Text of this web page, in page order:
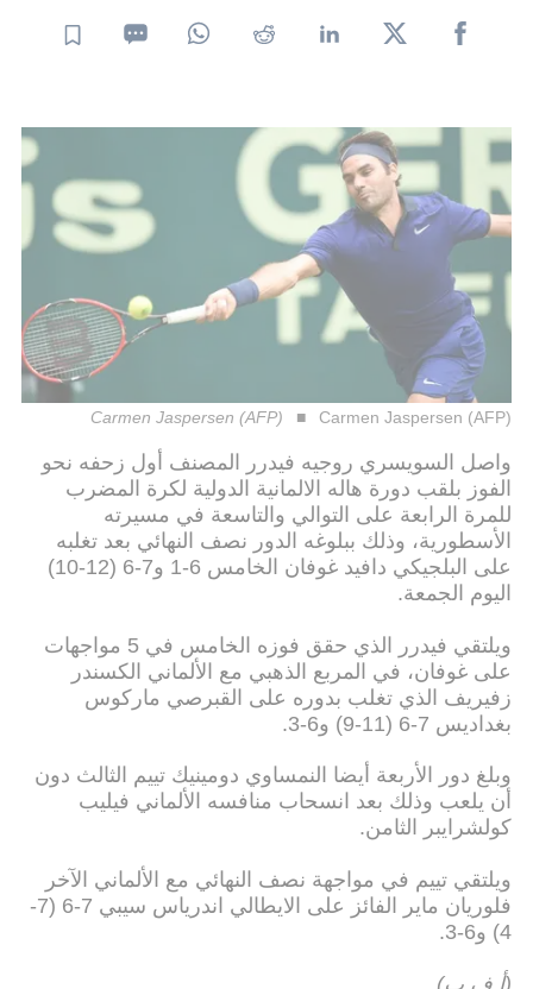
Carmen Jaspersen (AFP) Carmen Jaspersen (AFP)
واصل السويسري روجيه فيدرر المصنف أول زحفه نحو
الفوز بلقب دورة هاله الالمانية الدولية لكرة المضرب
للمرة الرابعة على التوالي والتاسعة في مسيرته
الأسطورية، وذلك ببلوغه الدور نصف النهائي بعد تغلبه
على البلجيكي دافيد غوفان الخامس 6-1 و7-6 (12-10)
اليوم الجمعة.
ويلتقي فيدرر الذي حقق فوزه الخامس في 5 مواجهات
على غوفان، في المربع الذهبي مع الألماني الكسندر
زفيريف الذي تغلب بدوره على القبرصي ماركوس
بغداديس 7-6 (11-9) و6-3.
وبلغ دور الأربعة أيضا النمساوي دومينيك تييم الثالث دون
أن يلعب وذلك بعد انسحاب منافسه الألماني فيليب
كولشرايبر الثامن.
ويلتقي تييم في مواجهة نصف النهائي مع الألماني الآخر
فلوريان ماير الفائز على الايطالي اندرياس سيبي 7-6 (7-
4) و6-3.
(أ ف ب)